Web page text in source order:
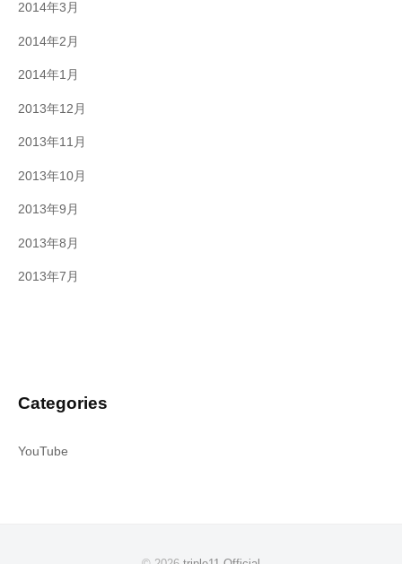
2014年3月
2014年2月
2014年1月
2013年12月
2013年11月
2013年10月
2013年9月
2013年8月
2013年7月
Categories
YouTube